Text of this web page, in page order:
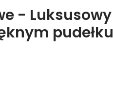
- Luksusowy
pudełku